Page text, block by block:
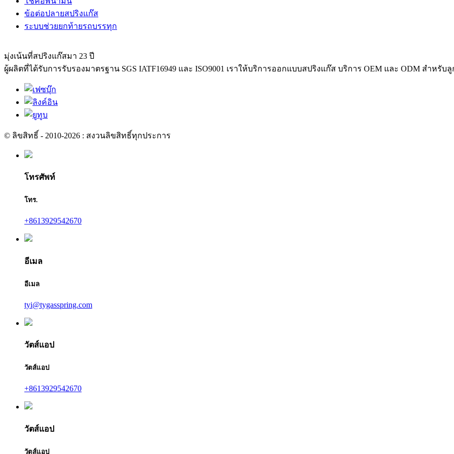
ข้อต่อปลายสปริงแก๊ส
ระบบช่วยยกท้ายรถบรรทุก
มุ่งเน้นที่สปริงแก๊สมา 23 ปี
ผู้ผลิตที่ได้รับการรับรองมาตรฐาน SGS IATF16949 และ ISO9001 เราให้บริการออกแบบสปริงแก๊ส บริการ OEM และ ODM สำหรับ
© ลิขสิทธิ์ - 2010-2026 : สงวนลิขสิทธิ์ทุกประการ
โทรศัพท์
โทร.
+8613929542670
อีเมล
อีเมล
tyi@tygasspring.com
วัตส์แอป
วัตส์แอป
+8613929542670
วัตส์แอป
วัตส์แอป